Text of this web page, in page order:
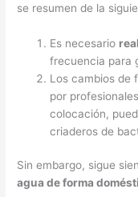
se resumen de la
Es necesario
frecuencia para
Los cambios de
por
colocación,
criaderos de
Sin embargo, sigue
agua de forma